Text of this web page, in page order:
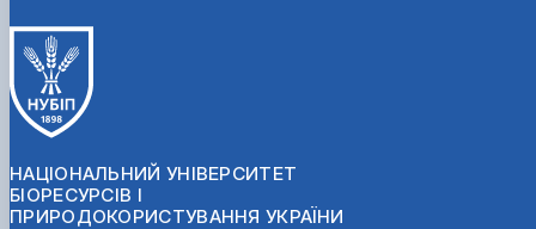
НАЦІОНАЛЬНИЙ УНІВЕРСИТЕТ
БІОРЕСУРСІВ І
ПРИРОДОКОРИСТУВАННЯ УКРАЇНИ